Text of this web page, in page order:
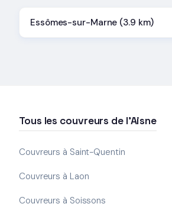
Essômes-sur-Marne (3.9 km)
Tous les couvreurs de l'Aisne
Couvreurs à Saint-Quentin
Couvreurs à Laon
Couvreurs à Soissons